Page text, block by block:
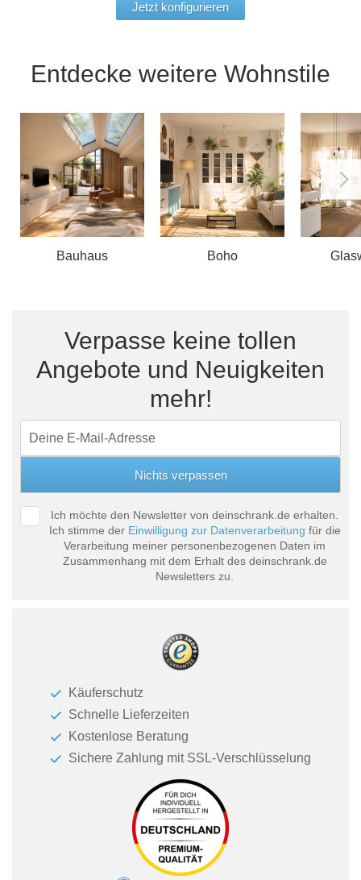
Jetzt konfigurieren
Entdecke weitere Wohnstile
Bauhaus Boho
Verpasse keine tollen
Angebote und Neuigkeiten
mehr!
Ich möchte den Newsletter von deinschrank.de erhalten.
Ich stimme der Einwilligung zur Datenverarbeitung für die
Verarbeitung meiner personenbezogenen Daten im
Zusammenhang mit dem Erhalt des deinschrank.de
Newsletters zu.
Käuferschutz
Schnelle Lieferzeiten
Kostenlose Beratung
Sichere Zahlung mit SSL-Verschlüsselung